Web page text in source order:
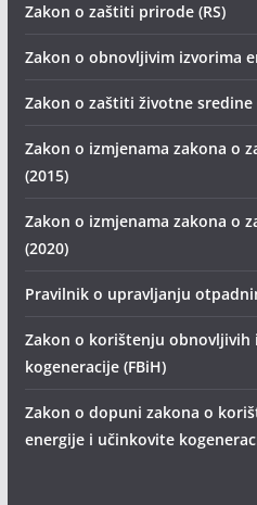
Zakon o zaštiti prirode (RS)
Zakon o obnovljivim izvorima
Zakon o zaštiti životne sredine
Zakon o izmjenama zakona o
(2015)
Zakon o izmjenama zakona o
(2020)
Pravilnik o upravljanju
Zakon o korištenju obnovljivih
kogeneracije (FBiH)
Zakon o dopuni zakona o
energije i učinkovite